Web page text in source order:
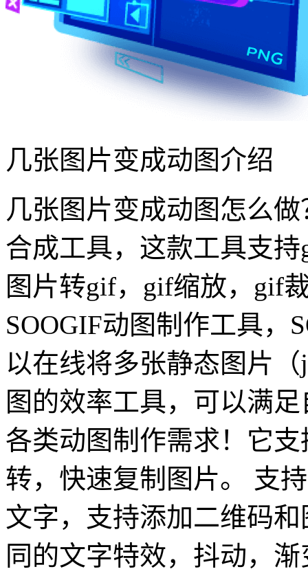
几张图片变成动图介绍
几张图片变成动图怎么
合成工具，这款工具支
图片转gif，gif缩放，gif
SOOGIF动图制作工具，
以在线将多张静态图片
图的效率工具，可以满
各类动图制作需求！它
转，快速复制图片。 支
文字，支持添加二维码
同的文字特效，抖动，